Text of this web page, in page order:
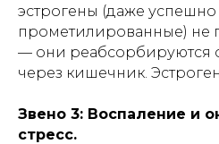
эстрогены (даже успешно
прометилированные) не
— они реабсорбируются
через кишечник.
Звено 3: Воспаление и
стресс.